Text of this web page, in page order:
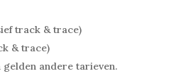
track & trace)
& trace)
andere tarieven.